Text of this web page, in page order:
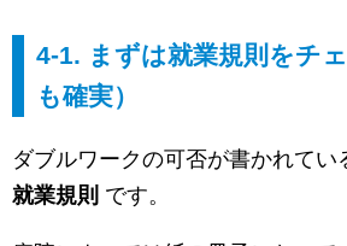
4-1. まずは就業規則をチ
も確実）
ダブルワークの可否が書かれてい
就業規則 です。